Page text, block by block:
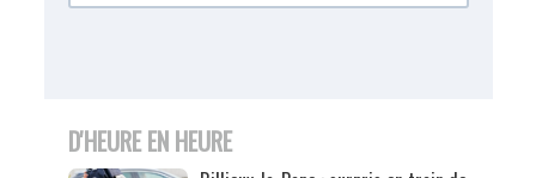
D'HEURE EN HEURE